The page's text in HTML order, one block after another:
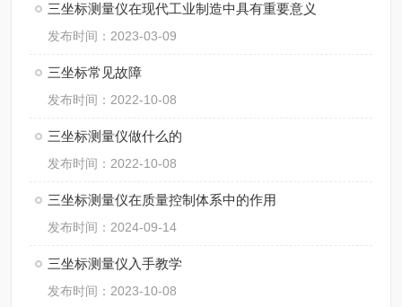
三坐标测量仪在现代工业制造中具有重要意义
发布时间：2023-03-09
三坐标常见故障
发布时间：2022-10-08
三坐标测量仪做什么的
发布时间：2022-10-08
三坐标测量仪在质量控制体系中的作用
发布时间：2024-09-14
三坐标测量仪入手教学
发布时间：2023-10-08